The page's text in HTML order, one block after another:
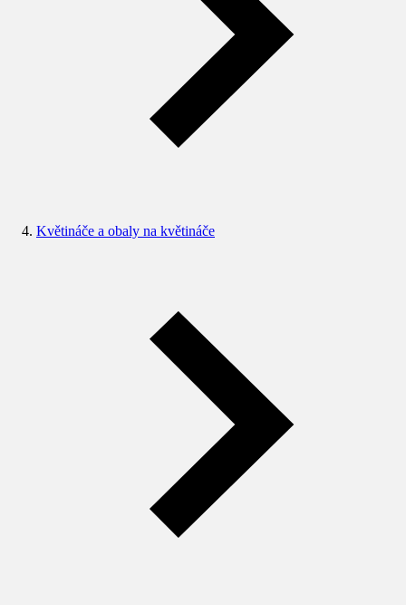
Květináče a obaly na květináče